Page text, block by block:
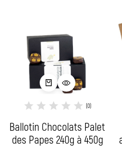
(0)
Ballotin Chocolats Palet
des Papes 240g à 450g